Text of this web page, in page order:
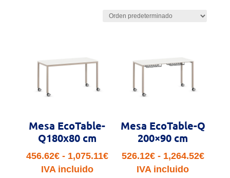
Mesa EcoTable-
Q180x80 cm
456.62€ - 1,075.11€Rango
IVA incluido
Mesa EcoTable-Q
200×90 cm
526.12€ - 1,264.52€
IVA incluido